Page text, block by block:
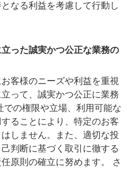
なる利益を考慮して行動し
った誠実かつ公正な業務の
客様のニーズや利益を重視
って、誠実かつ公正に業務
での権限や立場、利用可能な
ることにより、特定のお客
しません。また、適切な投
判断に基づく取引に徹する
原則の確立に努めます。 さ